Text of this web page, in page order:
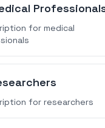
for medical
for researchers